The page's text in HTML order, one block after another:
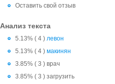
Оставить свой отзыв
Анализ текста
5.13% ( 4 ) левон
5.13% ( 4 ) макинян
3.85% ( 3 ) врач
3.85% ( 3 ) загрузить